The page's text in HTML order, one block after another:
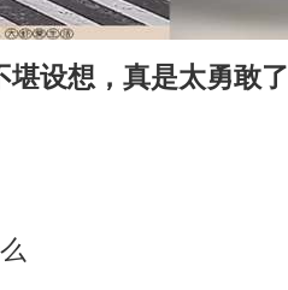
势
不实
王
设想，真是太勇敢了